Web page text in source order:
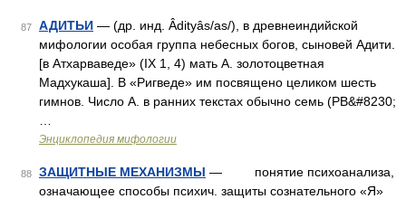
87 АДИТЬИ — (др. инд. Âdityâs/as/), в древнеиндийской
мифологии особая группа небесных богов, сыновей Адити.
[в Атхарваведе» (IX 1, 4) мать А. золотоцветная
Мадхукаша]. В «Ригведе» им посвящено целиком шесть
гимнов. Число А. в ранних текстах обычно семь (РВ&#8230;
Энциклопедия мифологии
88 ЗАЩИТНЫЕ МЕХАНИЗМЫ — понятие психоанализа,
означающее способы психич. защиты сознательного «Я»